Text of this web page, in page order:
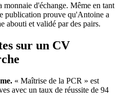
d'échange. Même en tant
publication prouve qu'Antoine a
abouti et validé par des pairs.
sur un CV
« Maîtrise de la PCR » est
avec un taux de réussite de 94